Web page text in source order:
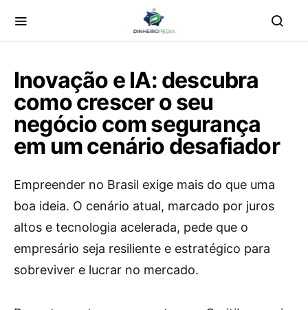
Inovação e IA: descubra
como crescer o seu
negócio com segurança
em um cenário desafiador
Empreender no Brasil exige mais do que uma
boa ideia. O cenário atual, marcado por juros
altos e tecnologia acelerada, pede que o
empresário seja resiliente e estratégico para
sobreviver e lucrar no mercado.